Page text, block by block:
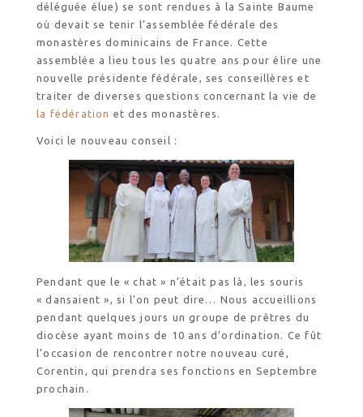
Horaires
Demande de séjour
Séjours étudiant(e)s
Bénévolat
Covoiturage
Biscuiterie St
Dominique
Catalogue et tarifs
Revendeurs en ISÈRE
Nos emballages
L’association
Prochains événements
Dernières conférences
Contact Accueil
déléguée élue) se sont rendues à la Sainte Baume
où devait se tenir l’assemblée fédérale des
monastères dominicains de France. Cette
assemblée a lieu tous les quatre ans pour élire une
nouvelle présidente fédérale, ses conseillères et
traiter de diverses questions concernant la vie de
la fédération et des monastères.
Voici le nouveau conseil :
Pendant que le « chat » n’était pas là, les souris
« dansaient », si l’on peut dire… Nous accueillions
pendant quelques jours un groupe de prêtres du
diocèse ayant moins de 10 ans d’ordination. Ce fût
l’occasion de rencontrer notre nouveau curé,
Corentin, qui prendra ses fonctions en Septembre
prochain.